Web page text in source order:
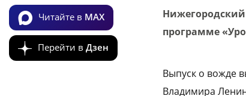
Читайте в MAX
Перейти в Дзен
программе
Выпуск о вожде
Владимира